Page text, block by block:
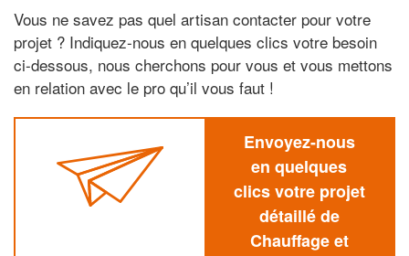
Vous ne savez pas quel artisan contacter pour votre
projet ? Indiquez-nous en quelques clics votre besoin
ci-dessous, nous cherchons pour vous et vous mettons
en relation avec le pro qu’il vous faut !
Envoyez-nous
en quelques
clics votre projet
détaillé de
Chauffage et